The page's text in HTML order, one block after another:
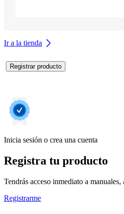
Ir a la tienda
Registrar producto
Inicia sesión o crea una cuenta
Registra tu producto
Tendrás acceso inmediato a
Registrarme